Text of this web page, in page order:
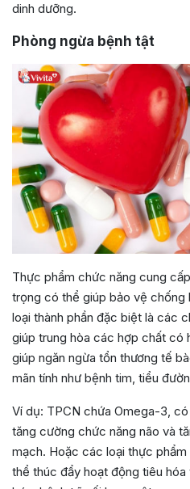
dinh dưỡng.
Phòng ngừa bệnh tật
Thực phẩm chức năng cung
trọng có thể giúp bảo vệ chống
loại thành phần đặc biệt là các
giúp trung hòa các hợp chất có
giúp ngăn ngừa tổn thương tế
mãn tính như bệnh tim, tiểu
Ví dụ: TPCN chứa Omega-3,
tăng cường chức năng não và
mạch. Hoặc các loại thực phẩm
thể thúc đẩy hoạt động tiêu